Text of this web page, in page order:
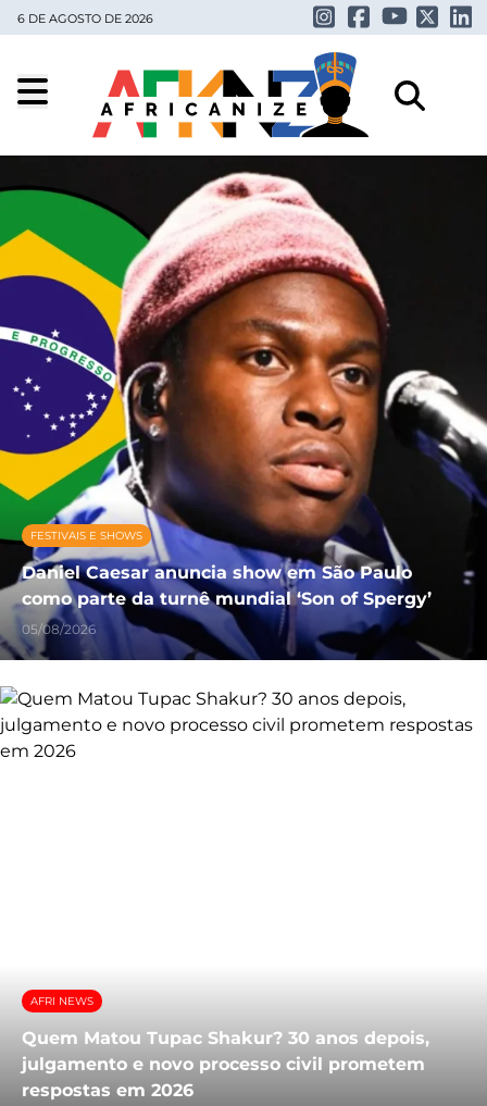
6 DE AGOSTO DE 2026
FESTIVAIS E SHOWS
Daniel Caesar anuncia show em São Paulo
como parte da turnê mundial ‘Son of Spergy’
05/08/2026
AFRI NEWS
Quem Matou Tupac Shakur? 30 anos depois,
julgamento e novo processo civil prometem
respostas em 2026